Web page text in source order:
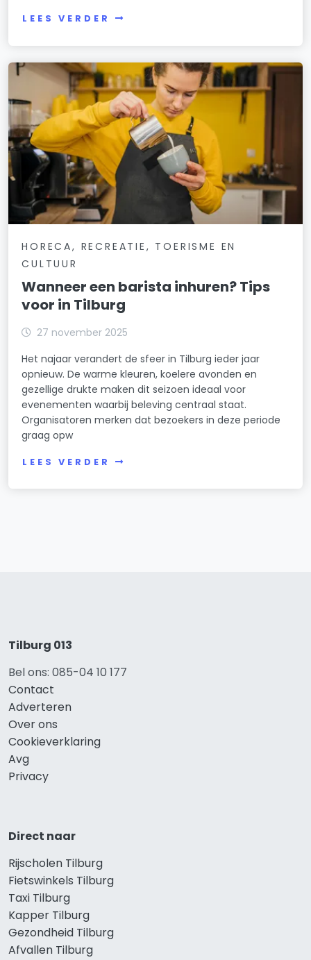
LEES VERDER
HORECA, RECREATIE, TOERISME EN
CULTUUR
Wanneer een barista inhuren? Tips
voor in Tilburg
27 november 2025
Het najaar verandert de sfeer in Tilburg ieder jaar
opnieuw. De warme kleuren, koelere avonden en
gezellige drukte maken dit seizoen ideaal voor
evenementen waarbij beleving centraal staat.
Organisatoren merken dat bezoekers in deze periode
graag opw
LEES VERDER
Tilburg 013
Bel ons: 085-04 10 177
Contact
Adverteren
Over ons
Cookieverklaring
Avg
Privacy
Direct naar
Rijscholen Tilburg
Fietswinkels Tilburg
Taxi Tilburg
Kapper Tilburg
Gezondheid Tilburg
Afvallen Tilburg